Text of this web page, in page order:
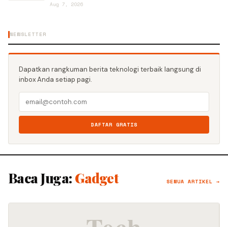
Aug 7, 2026
NEWSLETTER
Dapatkan rangkuman berita teknologi terbaik langsung di
inbox Anda setiap pagi.
DAFTAR GRATIS
Baca Juga: Gadget SEMUA ARTIKEL →